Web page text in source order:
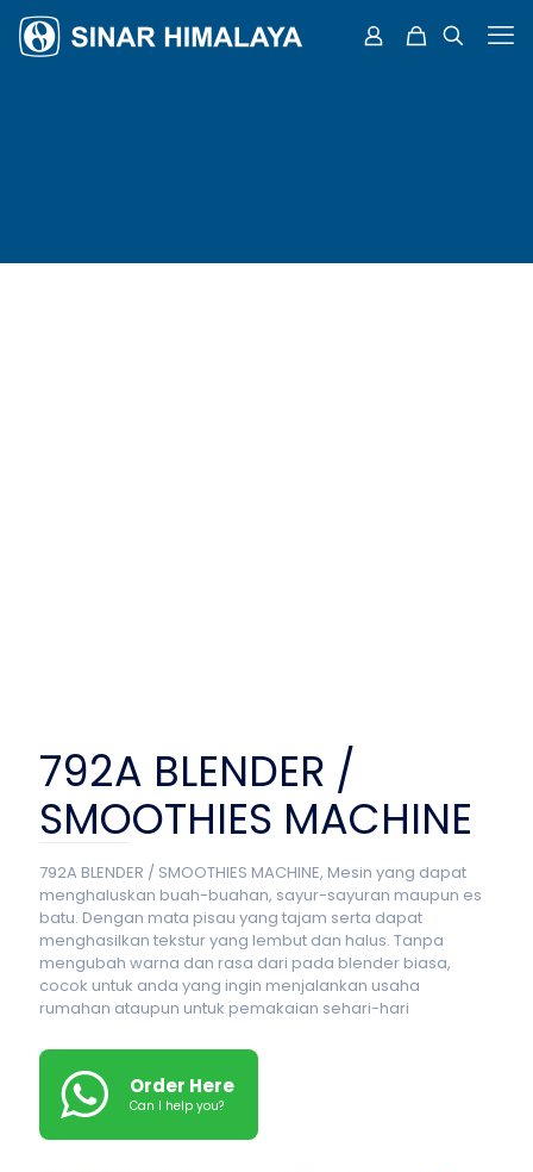
792A BLENDER /
SMOOTHIES MACHINE
792A BLENDER / SMOOTHIES MACHINE, Mesin yang dapat
menghaluskan buah-buahan, sayur-sayuran maupun es
batu. Dengan mata pisau yang tajam serta dapat
menghasilkan tekstur yang lembut dan halus. Tanpa
mengubah warna dan rasa dari pada blender biasa,
cocok untuk anda yang ingin menjalankan usaha
rumahan ataupun untuk pemakaian sehari-hari
Order Here
Can I help you?